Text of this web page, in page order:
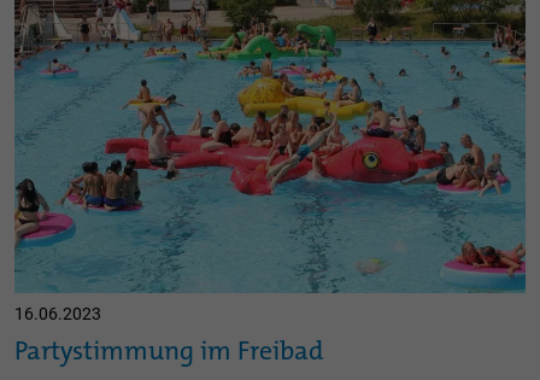
16.06.2023
Partystimmung im Freibad